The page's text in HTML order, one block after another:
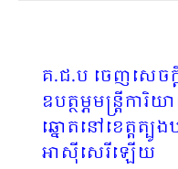
គ.ជ.ប ចេញសេចក្តី
ឧបត្ថម្ភមន្រ្តីកា
ឆ្នោតនៅខេត្តត្បូ
អាស៊ីសេរីឡើយ